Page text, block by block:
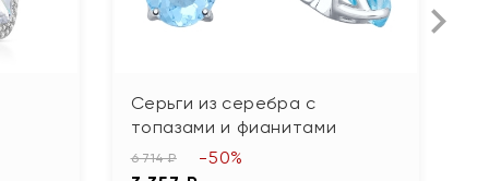
Серьги из серебра с
топазами и фианитами
6 714 ₽ -50%